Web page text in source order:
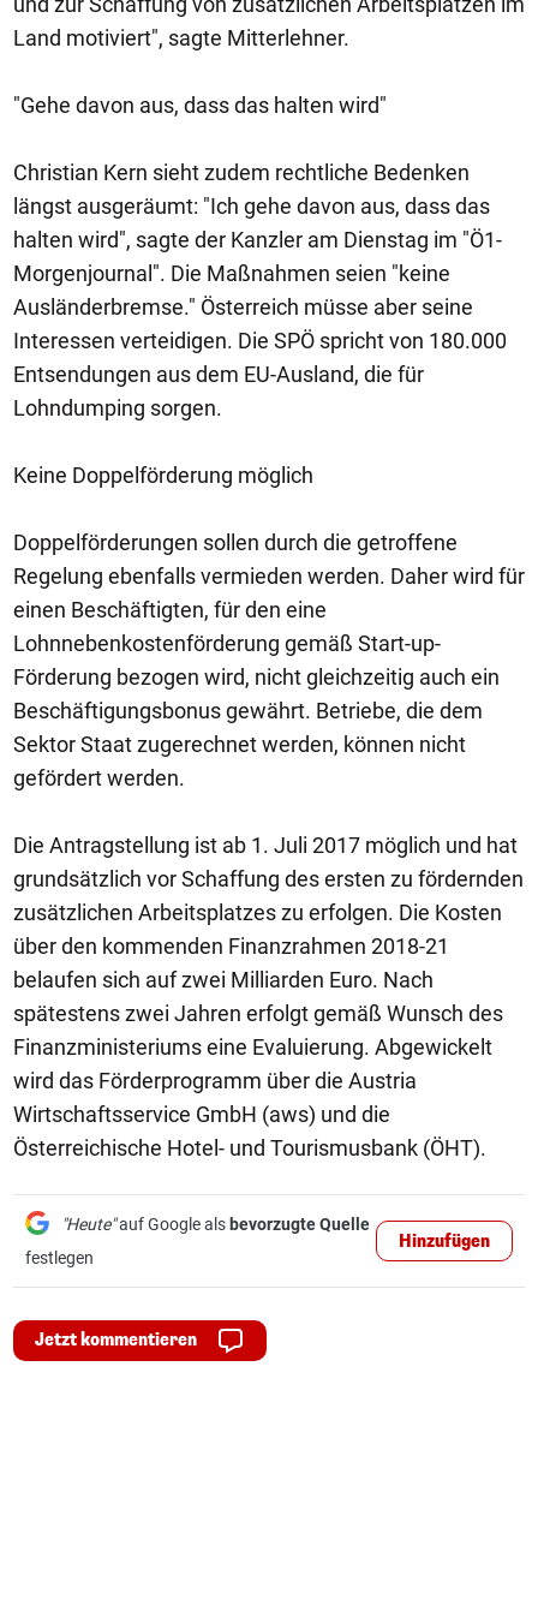
Land motiviert", sagte Mitterlehner.
"Gehe davon aus, dass das halten wird"
Christian Kern sieht zudem rechtliche Bedenken
längst ausgeräumt: "Ich gehe davon aus, dass das
halten wird", sagte der Kanzler am Dienstag im "Ö1-
Morgenjournal". Die Maßnahmen seien "keine
Ausländerbremse." Österreich müsse aber seine
Interessen verteidigen. Die SPÖ spricht von 180.000
Entsendungen aus dem EU-Ausland, die für
Lohndumping sorgen.
Keine Doppelförderung möglich
Doppelförderungen sollen durch die getroffene
Regelung ebenfalls vermieden werden. Daher wird für
einen Beschäftigten, für den eine
Lohnnebenkostenförderung gemäß Start-up-
Förderung bezogen wird, nicht gleichzeitig auch ein
Beschäftigungsbonus gewährt. Betriebe, die dem
Sektor Staat zugerechnet werden, können nicht
gefördert werden.
Die Antragstellung ist ab 1. Juli 2017 möglich und hat
grundsätzlich vor Schaffung des ersten zu fördernden
zusätzlichen Arbeitsplatzes zu erfolgen. Die Kosten
über den kommenden Finanzrahmen 2018-21
belaufen sich auf zwei Milliarden Euro. Nach
spätestens zwei Jahren erfolgt gemäß Wunsch des
Finanzministeriums eine Evaluierung. Abgewickelt
wird das Förderprogramm über die Austria
Wirtschaftsservice GmbH (aws) und die
Österreichische Hotel- und Tourismusbank (ÖHT).
"Heute"auf Google als bevorzugte Quelle
festlegen
Hinzufügen
Jetzt kommentieren